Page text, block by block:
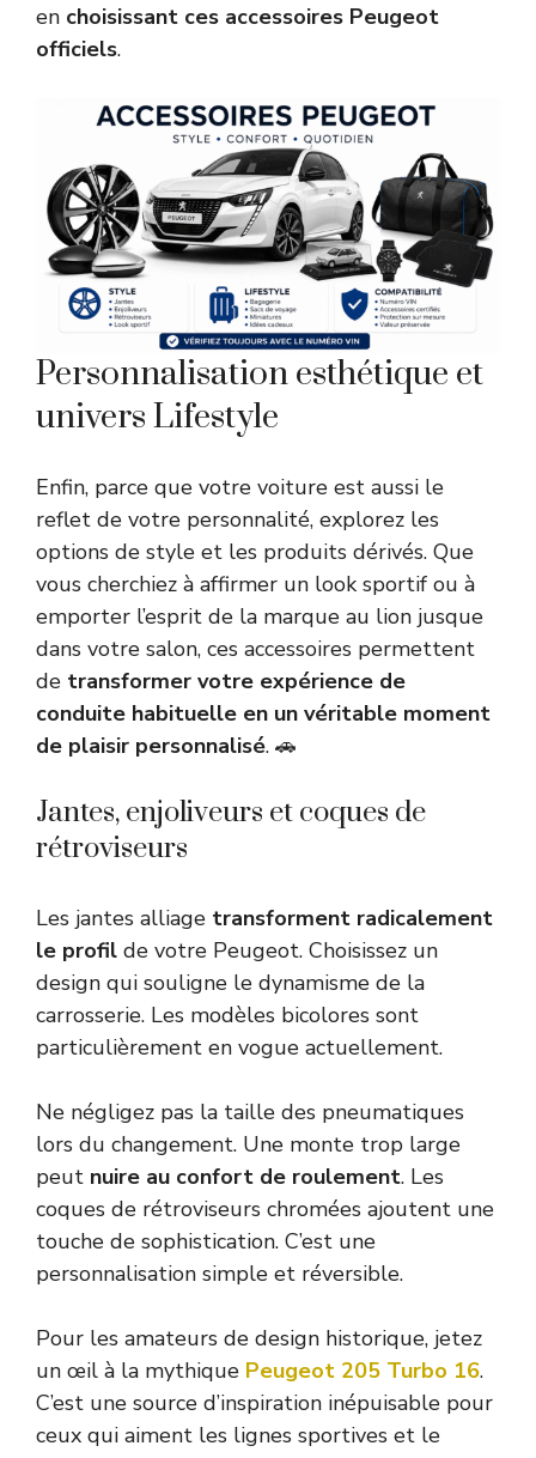
en choisissant ces accessoires Peugeot
officiels.
Personnalisation esthétique et
univers Lifestyle
Enfin, parce que votre voiture est aussi le
reflet de votre personnalité, explorez les
options de style et les produits dérivés. Que
vous cherchiez à affirmer un look sportif ou à
emporter l’esprit de la marque au lion jusque
dans votre salon, ces accessoires permettent
de transformer votre expérience de
conduite habituelle en un véritable moment
de plaisir personnalisé. 🚗
Jantes, enjoliveurs et coques de
rétroviseurs
Les jantes alliage transforment radicalement
le profil de votre Peugeot. Choisissez un
design qui souligne le dynamisme de la
carrosserie. Les modèles bicolores sont
particulièrement en vogue actuellement.
Ne négligez pas la taille des pneumatiques
lors du changement. Une monte trop large
peut nuire au confort de roulement. Les
coques de rétroviseurs chromées ajoutent une
touche de sophistication. C’est une
personnalisation simple et réversible.
Pour les amateurs de design historique, jetez
un œil à la mythique Peugeot 205 Turbo 16.
C’est une source d’inspiration inépuisable pour
ceux qui aiment les lignes sportives et le